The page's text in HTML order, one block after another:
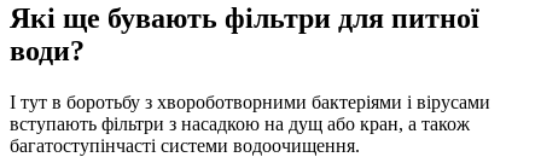
Які ще бувають фільтри для питної
води?
І тут в боротьбу з хвороботворними бактеріями і вірусами
вступають фільтри з насадкою на дущ або кран, а також
багатоступінчасті системи водоочищення.